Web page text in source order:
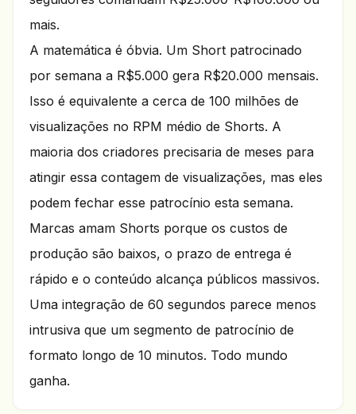
mais.
A matemática é óbvia. Um Short patrocinado
por semana a R$5.000 gera R$20.000 mensais.
Isso é equivalente a cerca de 100 milhões de
visualizações no RPM médio de Shorts. A
maioria dos criadores precisaria de meses para
atingir essa contagem de visualizações, mas eles
podem fechar esse patrocínio esta semana.
Marcas amam Shorts porque os custos de
produção são baixos, o prazo de entrega é
rápido e o conteúdo alcança públicos massivos.
Uma integração de 60 segundos parece menos
intrusiva que um segmento de patrocínio de
formato longo de 10 minutos. Todo mundo
ganha.